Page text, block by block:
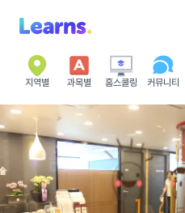
지역별 과목별 홈스쿨링 커뮤니티